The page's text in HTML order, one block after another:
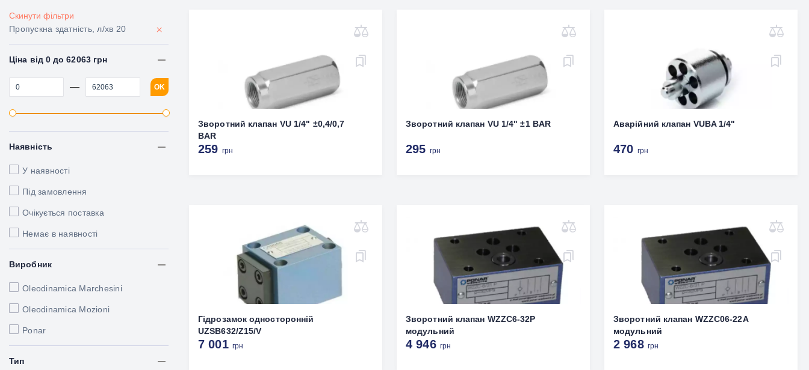
Скинути фільтри
Пропускна здатність, л/хв 20
×
Ціна від 0 до 62063 грн
— OK
Наявність
У наявності
Під замовлення
Очікується поставка
Немає в наявності
Виробник
Oleodinamica Marchesini
Oleodinamica Mozioni
Ponar
Тип
Зворотний клапан VU 1/4" ±0,4/0,7
BAR
259 грн
Зворотний клапан VU 1/4" ±1 BAR
295 грн
Аварійний клапан VUBA 1/4"
470 грн
Гідрозамок односторонній
UZSB632/Z15/V
7 001 грн
Зворотний клапан WZZC6-32P
модульний
4 946 грн
Зворотний клапан WZZC06-22A
модульний
2 968 грн